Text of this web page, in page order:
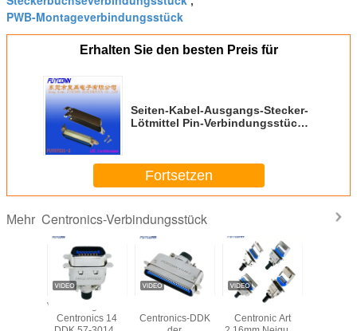
PWB-Montageverbindungsstück
Erhalten Sie den besten Preis für
Seiten-Kabel-Ausgangs-Stecker-
Lötmittel Pin-Verbindungsstück
Fortsetzen
Mehr Centronics-Verbindungsstück
Verbindungsstück-
Centronics 14
Centronics-DDK
Mannes-/Female
Centronic Art